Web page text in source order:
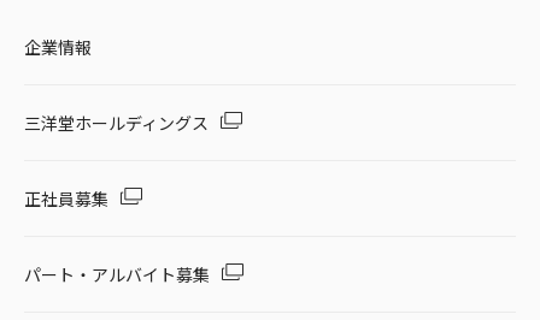
企業情報
三洋堂ホールディングス
正社員募集
パート・アルバイト募集